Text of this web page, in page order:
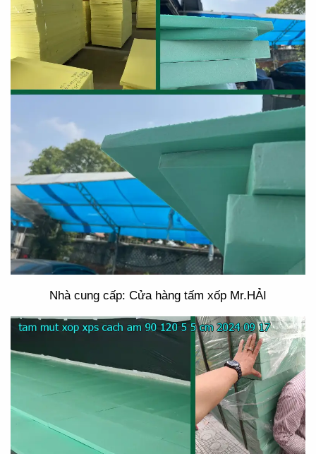
Nhà cung cấp: Cửa hàng tấm xốp Mr.HẢI